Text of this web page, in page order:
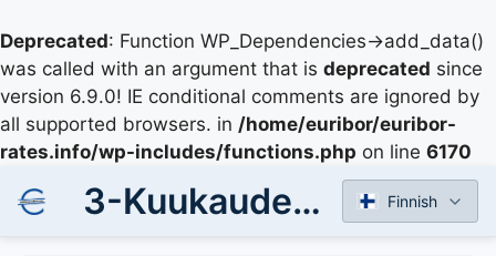
Deprecated: Function WP_Dependencies->add_data()
was called with an argument that is deprecated since
version 6.9.0! IE conditional comments are ignored by
all supported browsers. in /home/euribor/euribor-
rates.info/wp-includes/functions.php on line 6170
3-Kuukauden Euribor-korko Finnish